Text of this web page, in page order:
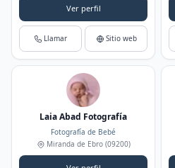
Ver perfil
Llamar Sitio web
Laia Abad Fotografía
Fotografía de Bebé
Miranda de Ebro(09200)